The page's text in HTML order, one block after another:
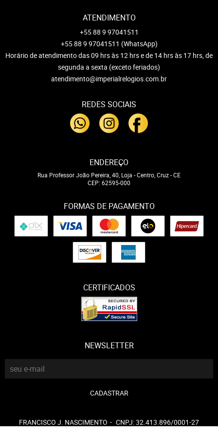
ATENDIMENTO
+55 88 9 97041511
+55 88 9 97041511 (WhatsApp)
Horário de atendimento das 09 hrs às 12 hrs e de 14 hrs às 17 hrs, de
segunda a sexta (exceto feriados)
atendimento@imperialrelogios.com.br
REDES SOCIAIS
ENDEREÇO
Rua Professor João Pereira, 40, Loja -Centro, Cruz-CE
CEP: 62595-000
FORMAS DE PAGAMENTO
CERTIFICADOS
NEWSLETTER
CADASTRAR
FRANCISCO J. NASCIMENTO CNPJ: 32.413.896/0001-27